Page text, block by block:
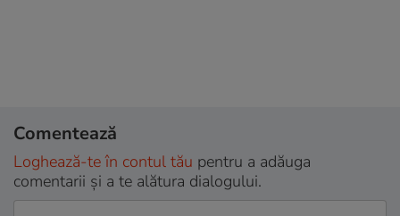
Comentează
Loghează-te în contul tău pentru a adăuga
comentarii și a te alătura dialogului.